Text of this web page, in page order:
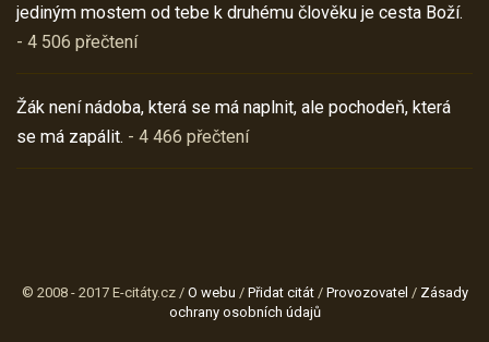
jediným mostem od tebe k druhému člověku je cesta Boží.
- 4 506 přečtení
Žák není nádoba, která se má naplnit, ale pochodeň, která
se má zapálit. - 4 466 přečtení
© 2008 - 2017 E-citáty.cz / O webu / Přidat citát/ Provozovatel / Zásady
ochrany osobních údajů